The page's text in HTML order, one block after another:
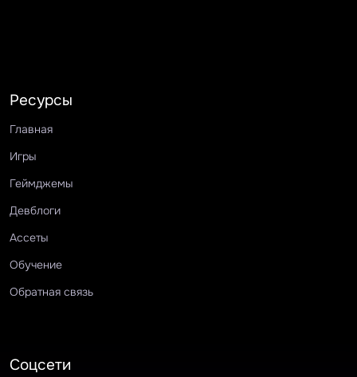
Ресурсы
Главная
Игры
Геймджемы
Девблоги
Ассеты
Обучение
Обратная связь
Соцсети